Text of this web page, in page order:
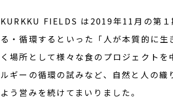
KURKKU FIELDS は2019年11月の第
る・循環するといった「人が本質的に
く場所として様々な食のプロジェクト
ルギーの循環の試みなど、自然と人の
よう営みを続けてまいりました。